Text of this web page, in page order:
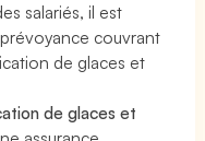
salariés, il est
couvrant
de glaces et
de glaces et